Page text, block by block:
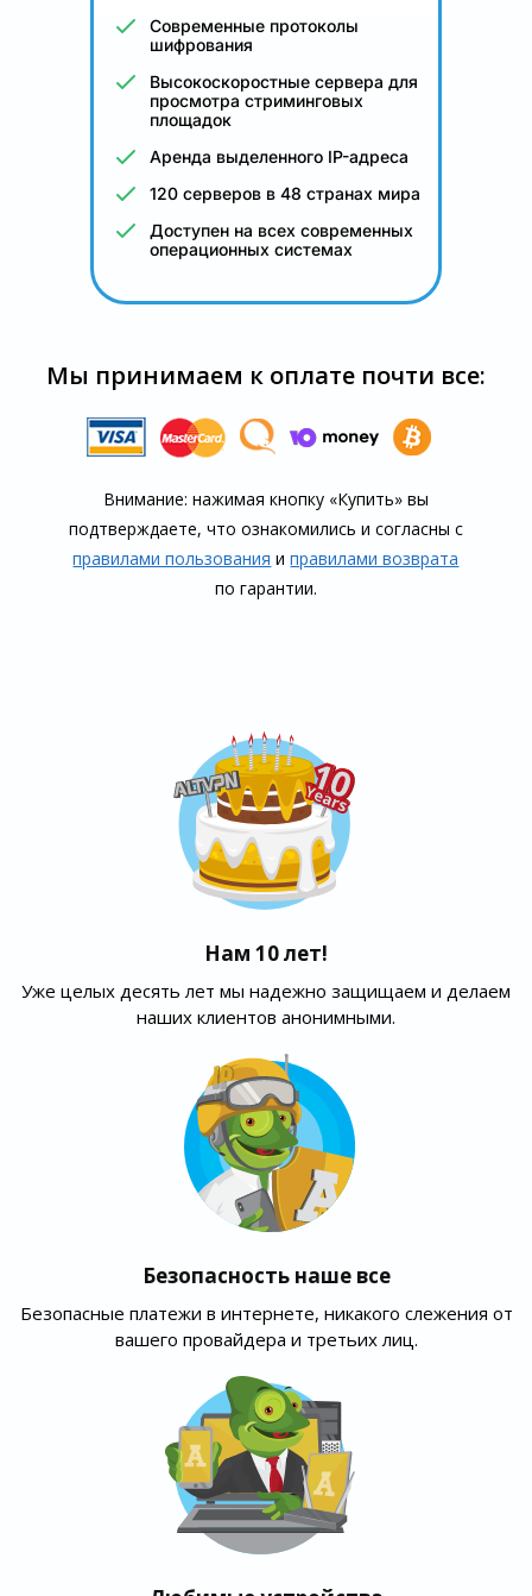
Современные протоколы
шифрования
Высокоскоростные сервера для
просмотра стриминговых
площадок
Аренда выделенного IP-адреса
120 серверов в 48 странах мира
Доступен на всех современных
операционных системах
Мы принимаем к оплате почти все:
Внимание: нажимая кнопку «Купить» вы
подтверждаете, что озна­комились и согласны с
правилами пользования иправилами воз­врата
по гарантии.
Нам 10 лет!
Уже целых десять лет мы надежно защищаем и делаем
наших клиентов анонимными.
Безопасность наше все
Безопасные платежи в интернете, никакого слежения от
вашего провайдера и третьих лиц.